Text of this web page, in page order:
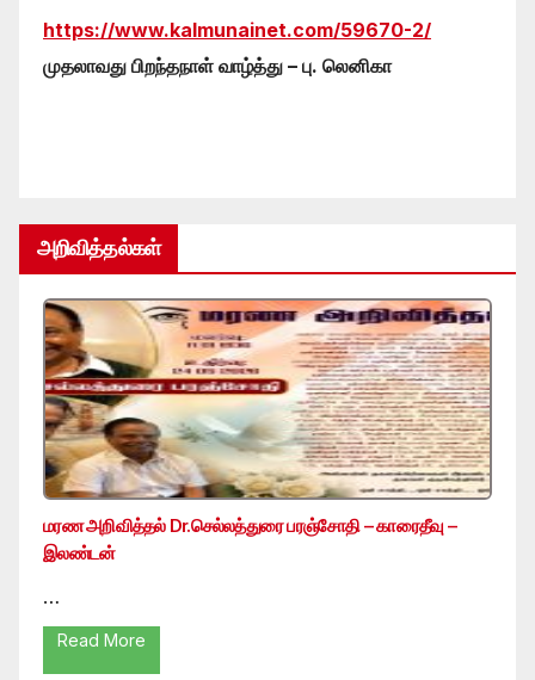
https://www.kalmunainet.com/59670-2/
முதலாவது பிறந்தநாள் வாழ்த்து – பு. லெனிகா
அறிவித்தல்கள்
மரண அறிவித்தல் Dr.செல்லத்துரை பரஞ்சோதி – காரைதீவு –
இலண்டன்
…
Read More